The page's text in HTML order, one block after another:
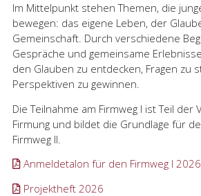
Im Mittelpunkt stehen Themen, die
bewegen: das eigene Leben, der
Gemeinschaft. Durch verschiedene
Gespräche und gemeinsame
den Glauben zu entdecken, Fragen zu
Perspektiven zu gewinnen.
Die Teilnahme am Firmweg I ist Teil der
Firmung und bildet die Grundlage für
Firmweg II.
Anmeldetalon für den Firmweg I
Projektheft 2026